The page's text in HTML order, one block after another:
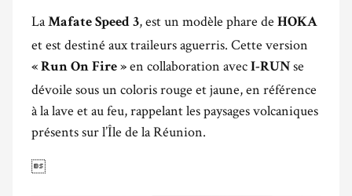
LaMafate Speed 3, est un modèle phare de HOKA
et est destiné aux traileurs aguerris. Cette version
« Run On Fire » en collaboration avec I-RUN se
dévoile sous un coloris rouge et jaune, en référence
à la lave et au feu, rappelant les paysages volcaniques
présents sur l’Île de la Réunion.
